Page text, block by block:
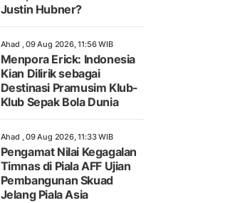
Justin Hubner?
Ahad , 09 Aug 2026, 11:56 WIB
Menpora Erick: Indonesia
Kian Dilirik sebagai
Destinasi Pramusim Klub-
Klub Sepak Bola Dunia
Ahad , 09 Aug 2026, 11:33 WIB
Pengamat Nilai Kegagalan
Timnas di Piala AFF Ujian
Pembangunan Skuad
Jelang Piala Asia